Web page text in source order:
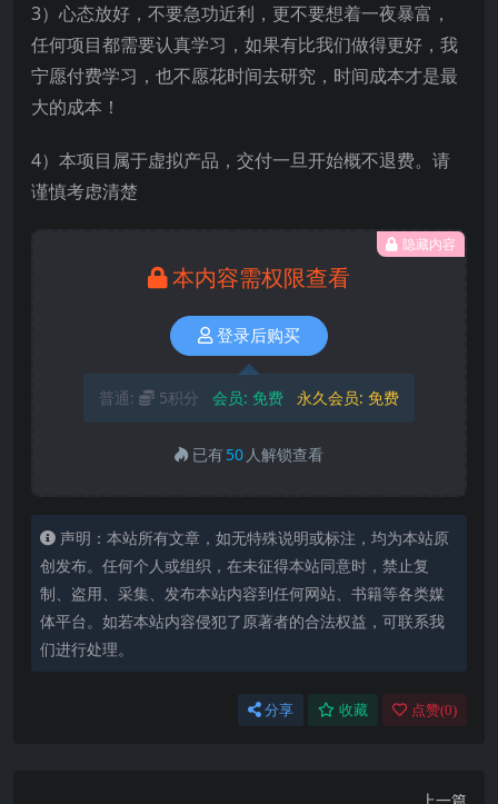
3）心态放好，不要急功近利，更不要想着一夜暴富，
任何项目都需要认真学习，如果有比我们做得更好，我
宁愿付费学习，也不愿花时间去研究，时间成本才是最
大的成本！
4）本项目属于虚拟产品，交付一旦开始概不退费。请
谨慎考虑清楚
隐藏内容
本内容需权限查看
登录后购买
普通: 5积分 会员: 免费 永久会员: 免费
已有50 人解锁查看
声明：本站所有文章，如无特殊说明或标注，均为本站原
创发布。任何个人或组织，在未征得本站同意时，禁止复
制、盗用、采集、发布本站内容到任何网站、书籍等各类媒
体平台。如若本站内容侵犯了原著者的合法权益，可联系我
们进行处理。
分享 收藏 点赞(0)